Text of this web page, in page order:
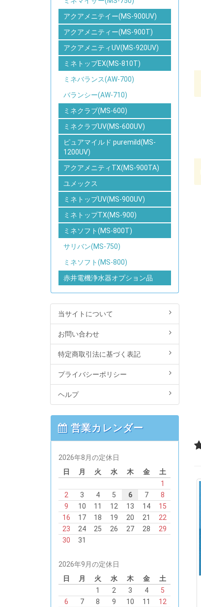
アクアメニテイー(MS-900UV)
アクアメニティー(MS-900T)
アクアメニティUV(MS-920UV)
ミネトップEX(MS-810T)
ミネバランス(AW-700)
バランシー(AW-710)
ミネクラブ(MS-600)
ミネクラブUV(MS-600UV)
ピュアマイルド puremild(MS-
1200UV)
アクアメニティTX(MS-900TA)
ユメックス
ミネトップUV(MS-900UV)
ミネトップTX(MS-900)
ミネソフト(MS-800T)
サリバン(MS-750)
ミネソフト(MS-800)
赤井電機浄水器オプション品
当サイトについて
お問い合わせ
特定商取引法に基づく表記
プライバシーポリシー
ヘルプ
営業カレンダー
2026年8月の定休日
日
月 火 水 木 金
土
1
2
3 4 5 6 7
8
9
10 11 12 13 14
15
16
17 18 19 20 21
22
23
24 25 26 27 28
29
30
31
2026年9月の定休日
日
月 火 水 木 金
土
1
2 3 4
5
6
7 8 9 10 11
12